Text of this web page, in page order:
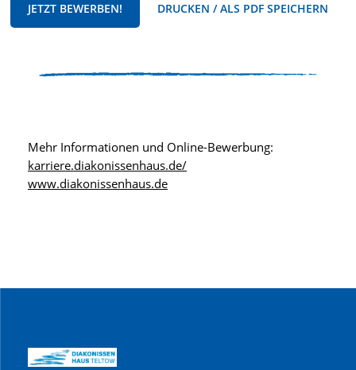
JETZT BEWERBEN! DRUCKEN / ALS PDF SPEICHERN
Mehr Informationen und Online-Bewerbung:
karriere.diakonissenhaus.de/
www.diakonissenhaus.de